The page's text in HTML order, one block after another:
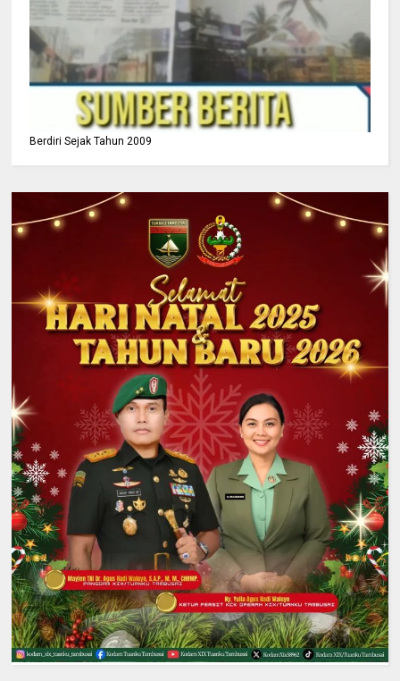
Berdiri Sejak Tahun 2009